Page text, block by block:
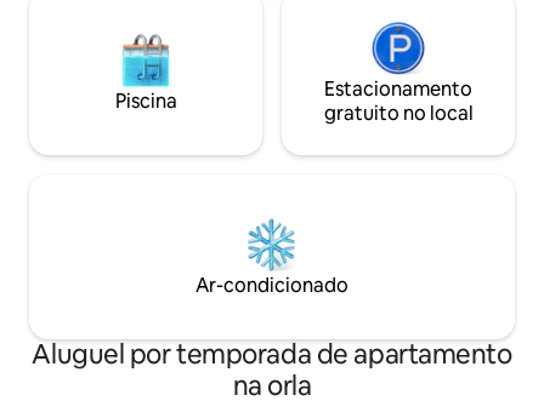
Piscina
Estacionamento
gratuito no local
Ar-condicionado
Aluguel por temporada de apartamento
na orla